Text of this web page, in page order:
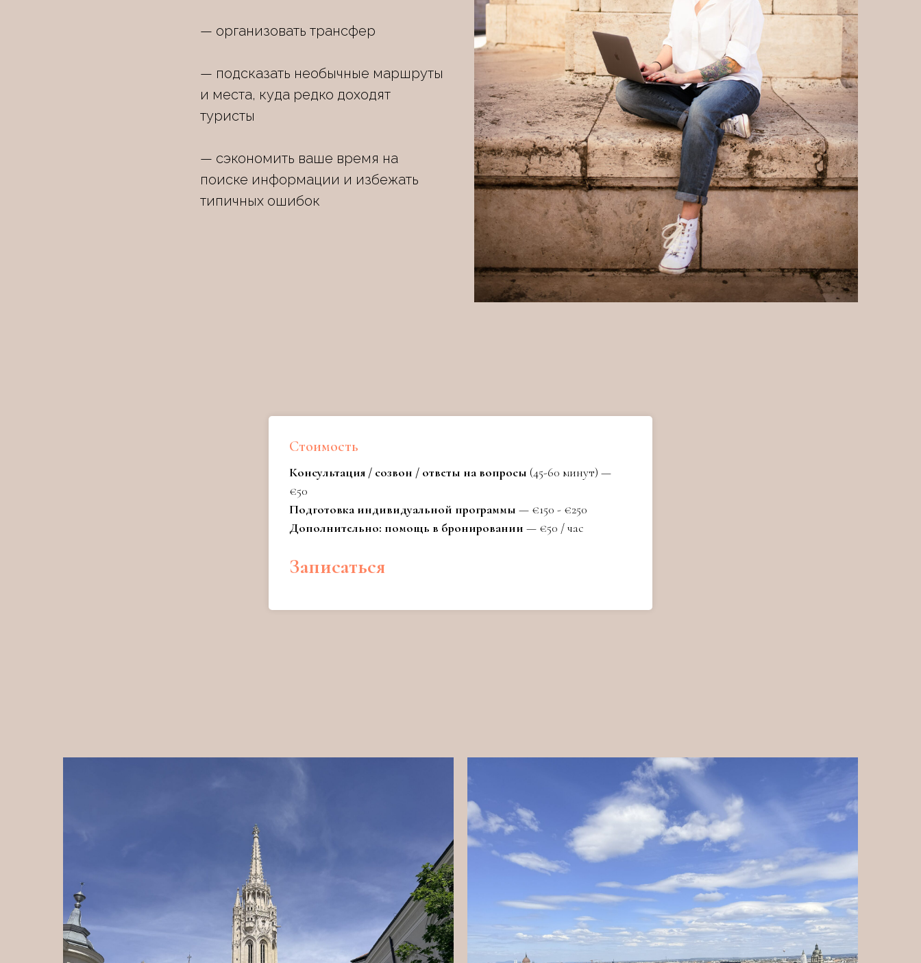
— организовать трансфер
— подсказать необычные маршруты
и места, куда редко доходят
туристы
— сэкономить ваше время на
поиске информации и избежать
типичных ошибок
Стоимость
Консультация / созвон / ответы на вопросы (45-60 минут) —
€50
Подготовка индивидуальной программы — €150 - €250
Дополнительно: помощь в бронировании — €50 / час
Записаться